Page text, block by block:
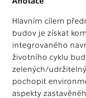
Hlavním cílem
budov je získat
integrovaného
životního cyklu
zelených/
pochopit
aspekty